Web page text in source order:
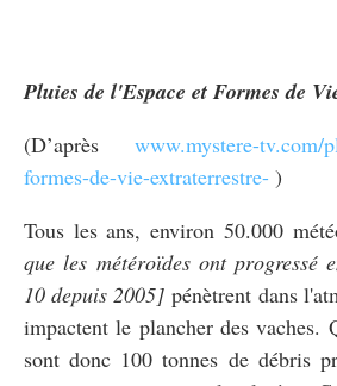
Pluies de l'Espace et Formes de
(D’après www.mystere-tv.com/
formes-de-vie-extraterrestre- )
Tous les ans, environ 50.000
que les météroïdes ont progressé
10 depuis 2005] pénètrent dans
impactent le plancher des vaches.
sont donc 100 tonnes de débris